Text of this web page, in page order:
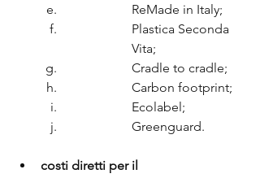
ReMade in Italy;
Plastica Seconda
Vita;
Cradle to cradle;
Carbon footprint;
Ecolabel;
Greenguard.
costi diretti per il